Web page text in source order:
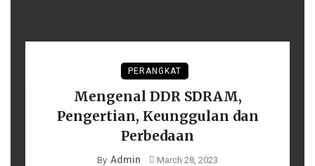
PERANGKAT
Mengenal DDR SDRAM,
Pengertian, Keunggulan dan
Perbedaan
By Admin March 28, 2023